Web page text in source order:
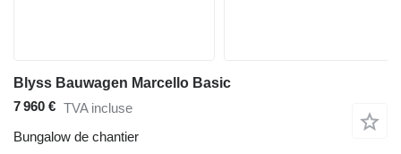
Blyss Bauwagen Marcello Basic
7 960 € TVA incluse
Bungalow de chantier